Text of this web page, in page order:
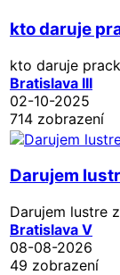
kto daruje
kto daruje
Bratislava III
02-10-2025
714 zobrazení
Darujem
Darujem lustre
Bratislava V
08-08-2026
49 zobrazení